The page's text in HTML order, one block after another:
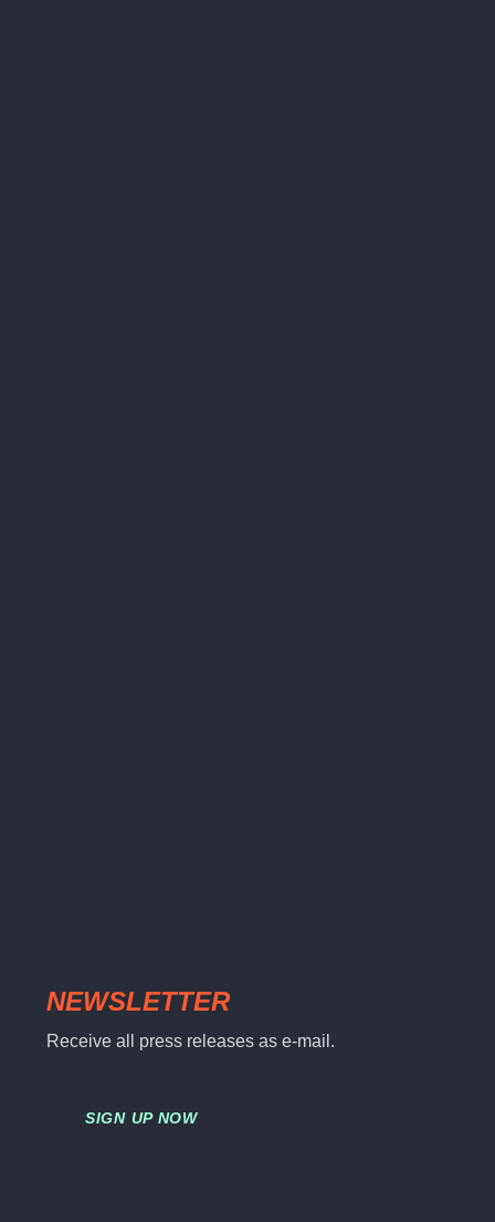
NEWSLETTER
Receive all press releases as e-mail.
SIGN UP NOW